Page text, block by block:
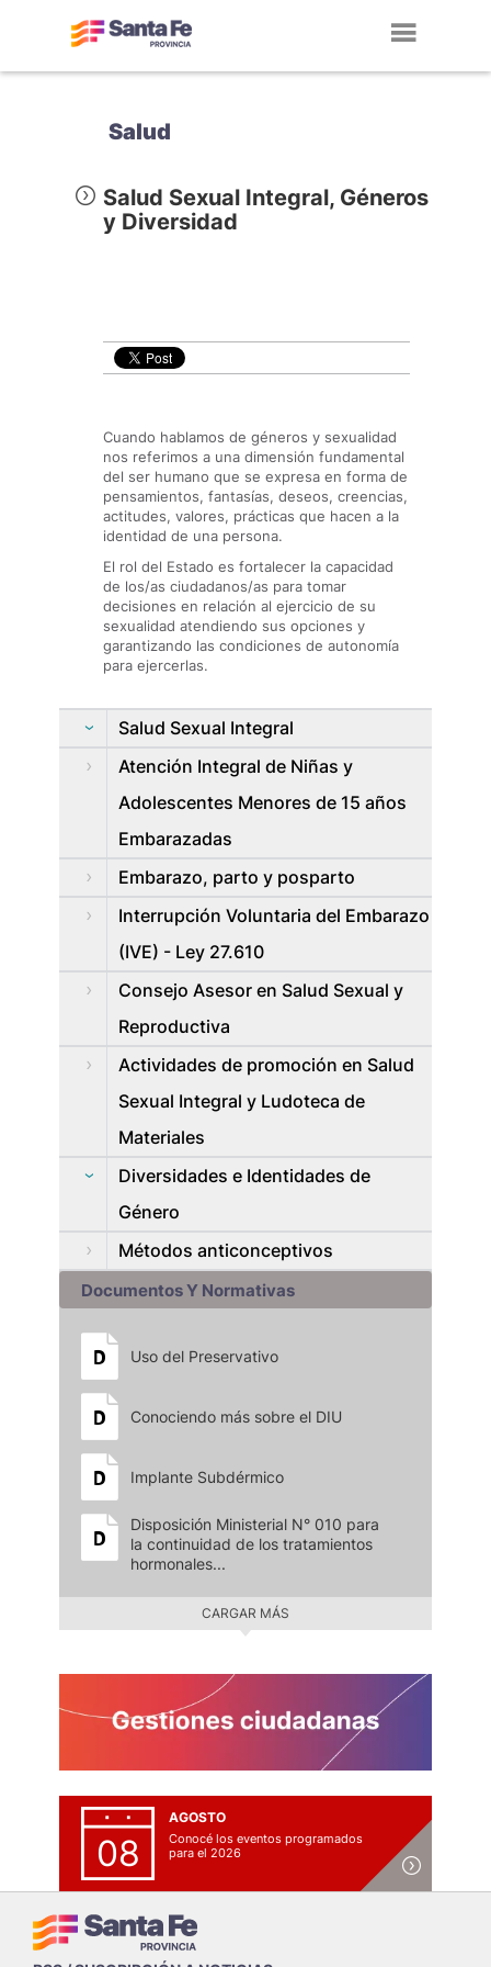
Salud
Salud Sexual Integral, Géneros
y Diversidad
Cuando hablamos de géneros y sexualidad
nos referimos a una dimensión fundamental
del ser humano que se expresa en forma de
pensamientos, fantasías, deseos, creencias,
actitudes, valores, prácticas que hacen a la
identidad de una persona.
El rol del Estado es fortalecer la capacidad
de los/as ciudadanos/as para tomar
decisiones en relación al ejercicio de su
sexualidad atendiendo sus opciones y
garantizando las condiciones de autonomía
para ejercerlas.
Salud Sexual Integral
Atención Integral de Niñas y
Adolescentes Menores de 15 años
Embarazadas
Embarazo, parto y posparto
Interrupción Voluntaria del Embarazo
(IVE) - Ley 27.610
Consejo Asesor en Salud Sexual y
Reproductiva
Actividades de promoción en Salud
Sexual Integral y Ludoteca de
Materiales
Diversidades e Identidades de
Género
Métodos anticonceptivos
Documentos Y Normativas
Uso del Preservativo
Conociendo más sobre el DIU
Implante Subdérmico
Disposición Ministerial N° 010 para
la continuidad de los tratamientos
hormonales...
CARGAR MÁS
08
AGOSTO
Conocé los eventos programados
para el 2026